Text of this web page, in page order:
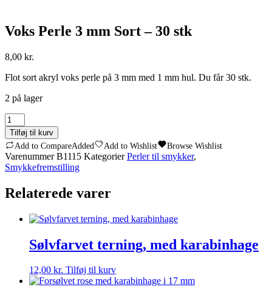
Voks Perle 3 mm Sort – 30 stk
8,00 kr.
Flot sort akryl voks perle på 3 mm med 1 mm hul. Du får 30 stk.
2 på lager
Voks
Perle
3
mm
Sort
-
stk
Tilføj til kurv
Add to CompareAdded Add to Wishlist Browse Wishlist
VarenummerB1115 Kategorier Perler til smykker,
Smykkefremstilling
Relaterede varer
Sølvfarvet terning, med karabinhage
12,00 kr. Tilføj til kurv